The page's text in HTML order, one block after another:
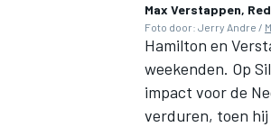
Max Verstappen,
Foto door: Jerry Andre /
Hamilton en
weekenden. Op
impact voor de
verduren, toen